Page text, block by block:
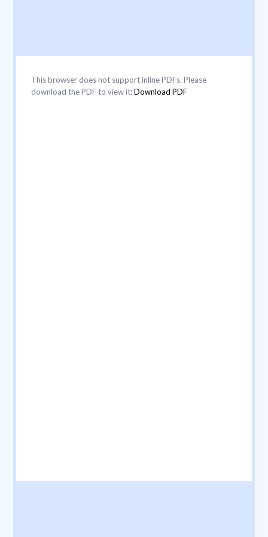
This browser does not support inline PDFs. Please
download the PDF to view it:Download PDF